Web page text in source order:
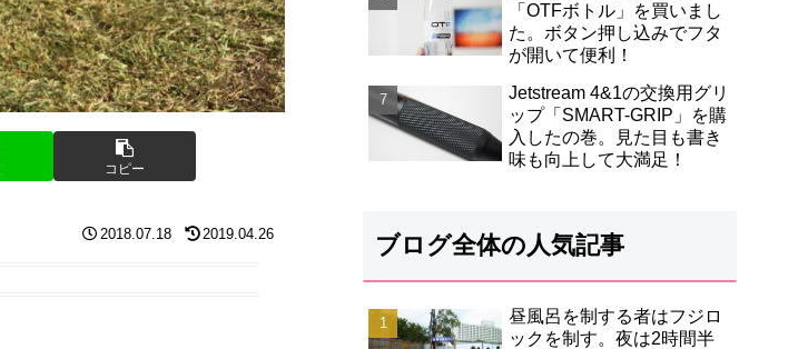
コピー
2018.07.18 2019.04.26
「OTFボトル」を買いまし
た。ボタン押し込みでフタ
が開いて便利！
Jetstream 4&1の交換用グリ
ップ「SMART-GRIP」を購
入したの巻。見た目も書き
味も向上して大満足！
ブログ全体の人気記事
昼風呂を制する者はフジロ
ックを制す。夜は2時間半